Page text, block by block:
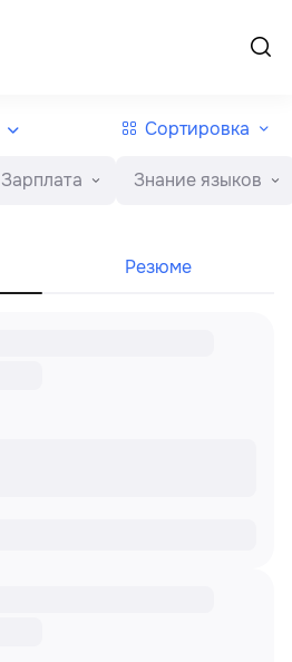
Резюме
Зарплата Знание языков
Сортировка